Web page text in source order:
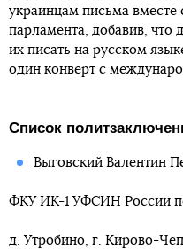
украинцам письма
парламента, добавив, что
их писать на русском
один конверт с
Список
Выговский Валентин
ФКУ ИК-1 УФСИН России
д. Утробино, г. Кирово-